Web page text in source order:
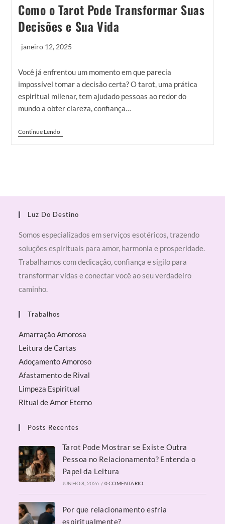
Como o Tarot Pode Transformar Suas
Decisões e Sua Vida
janeiro 12, 2025
Você já enfrentou um momento em que parecia
impossível tomar a decisão certa? O tarot, uma prática
espiritual milenar, tem ajudado pessoas ao redor do
mundo a obter clareza, confiança…
Continue Lendo
Luz Do Destino
Somos especializados em serviços esotéricos, trazendo
soluções espirituais para amor, harmonia e prosperidade.
Trabalhamos com dedicação, confiança e sigilo para
transformar vidas e conectar você ao seu verdadeiro
caminho.
Trabalhos
Amarração Amorosa
Leitura de Cartas
Adoçamento Amoroso
Afastamento de Rival
Limpeza Espiritual
Ritual de Amor Eterno
Posts Recentes
Tarot Pode Mostrar se Existe Outra
Pessoa no Relacionamento? Entenda o
Papel da Leitura
JUNHO 8, 2026 / 0 COMENTÁRIO
Por que relacionamento esfria
espiritualmente?